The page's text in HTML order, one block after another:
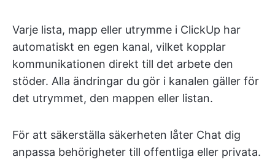
Varje lista, mapp eller utrymme i ClickUp har
automatiskt en egen kanal, vilket kopplar
kommunikationen direkt till det arbete den
stöder. Alla ändringar du gör i kanalen gäller för
det utrymmet, den mappen eller listan.
För att säkerställa säkerheten låter Chat dig
anpassa behörigheter till offentliga eller privata.